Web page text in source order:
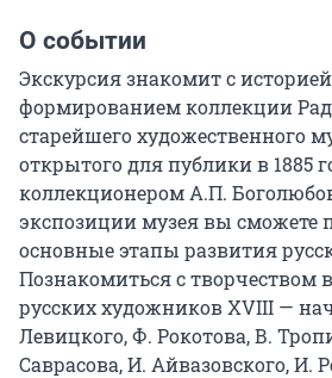
О событии
Экскурсия знакомит с
формированием коллекции
старейшего художественного
открытого для публики в 1885
коллекционером А.П.
экспозиции музея вы сможете
основные этапы развития
Познакомиться с
русских художников XVIII —
Левицкого, Ф. Рокотова, В.
Саврасова, И. Айвазовского, И.